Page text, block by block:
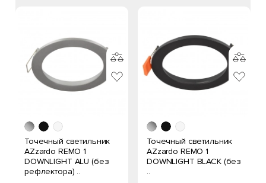
Точечный светильник
AZzardo REMO 1
DOWNLIGHT ALU (без
рефлектора) ..
Точечный светильник
AZzardo REMO 1
DOWNLIGHT BLACK (без
..